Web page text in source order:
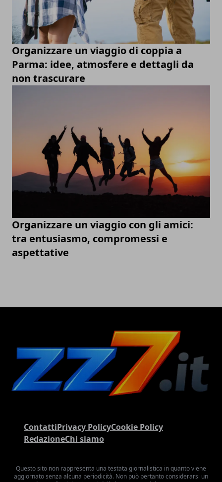
Organizzare un viaggio di coppia a
Parma: idee, atmosfere e dettagli da
non trascurare
Organizzare un viaggio con gli amici:
tra entusiasmo, compromessi e
aspettative
ContattiPrivacy PolicyCookie Policy
RedazioneChi siamo
Questo sito non rappresenta una testata giornalistica in quanto viene
aggiornato senza alcuna periodicità. Non può pertanto considerarsi un